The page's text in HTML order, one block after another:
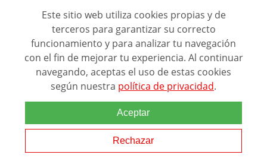
OPOSICIÓN CUERPO EN AUXILIAR
ADMINISTRATIVO DE CORPORACIONES
LOCALES
ACREDITACIONES
Relacionado con esta temática
Prepárate para presentarte a las oposiciones de
de Corporaciones locales con Aranda Formación,
tenemos centros enMadrid, Alcorcón y Toledo, para que pruebes
Este sitio web utiliza cookies propias y de
terceros para garantizar su correcto
funcionamiento y para analizar tu navegación
con el fin de mejorar tu experiencia. Al continuar
navegando, aceptas el uso de estas cookies
según nuestra política de privacidad.
Aceptar
Rechazar